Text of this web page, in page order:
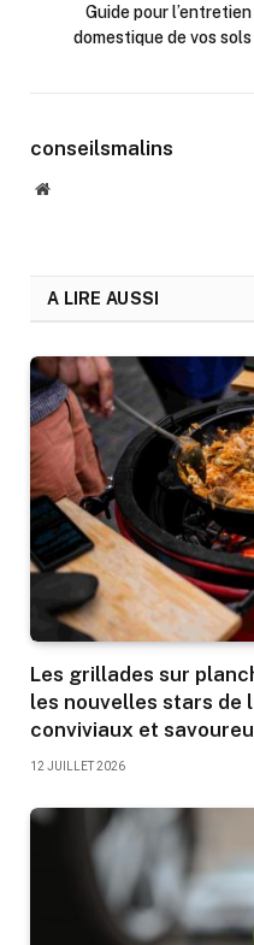
Guide pour l’entretien
domestique de vos sols
conseilsmalins
Website
A LIRE AUSSI
Les grillades sur
les nouvelles stars de
conviviaux et
12 JUILLET 2026